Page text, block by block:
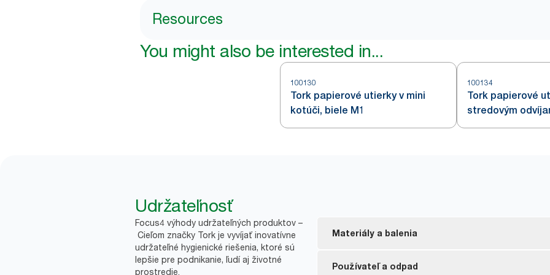
Resources
You might also be interested in...
100130
Tork papierové utierky v mini
kotúči, biele M1
100134
Tork papierové
stredovým
Udržateľnosť
Focus4 výhody udržateľných produktov –
Cieľom značky Tork je vyvíjať inovatívne
udržateľné hygienické riešenia, ktoré sú
lepšie pre podnikanie, ľudí aj životné
prostredie.
Materiály a balenia
Označenie FSC® – vyrobené z vláken zo
Používateľ a odpad